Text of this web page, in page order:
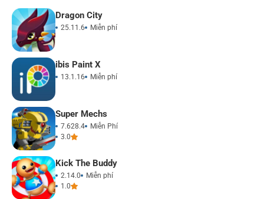
Dragon City
25.11.6 Miễn phí
ibis Paint X
13.1.16 Miễn phí
Super Mechs
7.628.4
Miễn Phí
3.0
Kick The Buddy
2.14.0
Miễn phí
1.0